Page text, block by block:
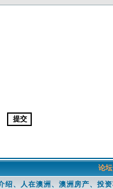
论
绍、人在澳洲、澳洲房产、